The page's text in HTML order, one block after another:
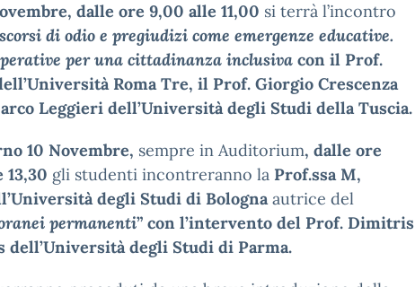
dalle ore 9,00 alle 11,00 si terrà l’incontro
di odio e pregiudizi come emergenze educative.
per una cittadinanza inclusiva con il Prof.
Roma Tre, il Prof. Giorgio Crescenza
Leggieri dell’Università degli Studi della Tuscia.
10 Novembre, sempre in Auditorium, dalle ore
13,30 gli studenti incontreranno la Prof.ssa M,
degli Studi di Bolognaautrice del
permanenti” con l’intervento del Prof. Dimitris
dell’Università degli Studi di Parma.